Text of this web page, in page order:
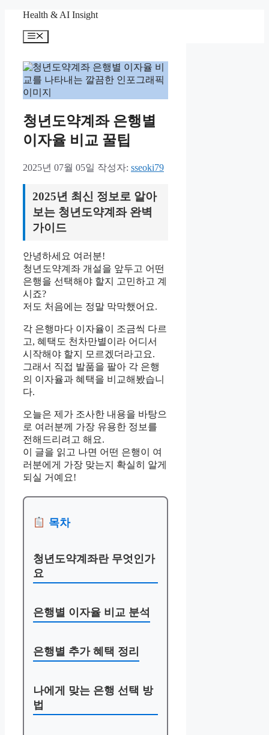
Health & AI Insight
메
청년도약계좌 은행별
이자율 비교 꿀팁
2025년 07월 05일 작성자: sseoki79
2025년 최신 정보로 알아
보는 청년도약계좌 완벽
가이드
안녕하세요 여러분!
청년도약계좌 개설을 앞두고 어떤
은행을 선택해야 할지 고민하고 계
시죠?
저도 처음에는 정말 막막했어요.
각 은행마다 이자율이 조금씩 다르
고, 혜택도 천차만별이라 어디서
시작해야 할지 모르겠더라고요.
그래서 직접 발품을 팔아 각 은행
의 이자율과 혜택을 비교해봤습니
다.
오늘은 제가 조사한 내용을 바탕으
로 여러분께 가장 유용한 정보를
전해드리려고 해요.
이 글을 읽고 나면 어떤 은행이 여
러분에게 가장 맞는지 확실히 알게
되실 거예요!
목차
청년도약계좌란 무엇인가
요
은행별 이자율 비교 분석
은행별 추가 혜택 정리
나에게 맞는 은행 선택 방
법